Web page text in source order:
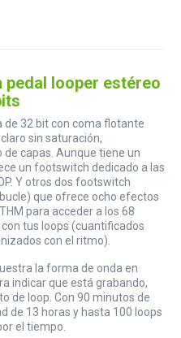
pedal looper estéreo
de 32 bit con coma flotante
sin saturación,
capas. Aunque tiene un
un footswitch dedicado a las
Y otros dos footswitch
que ofrece ocho efectos
para acceder a los 68
tus loops (cuantificados
con el ritmo).
la forma de onda en
indicar que está grabando,
de loop. Con 90 minutos de
de 13 horas y hasta 100 loops
el tiempo.